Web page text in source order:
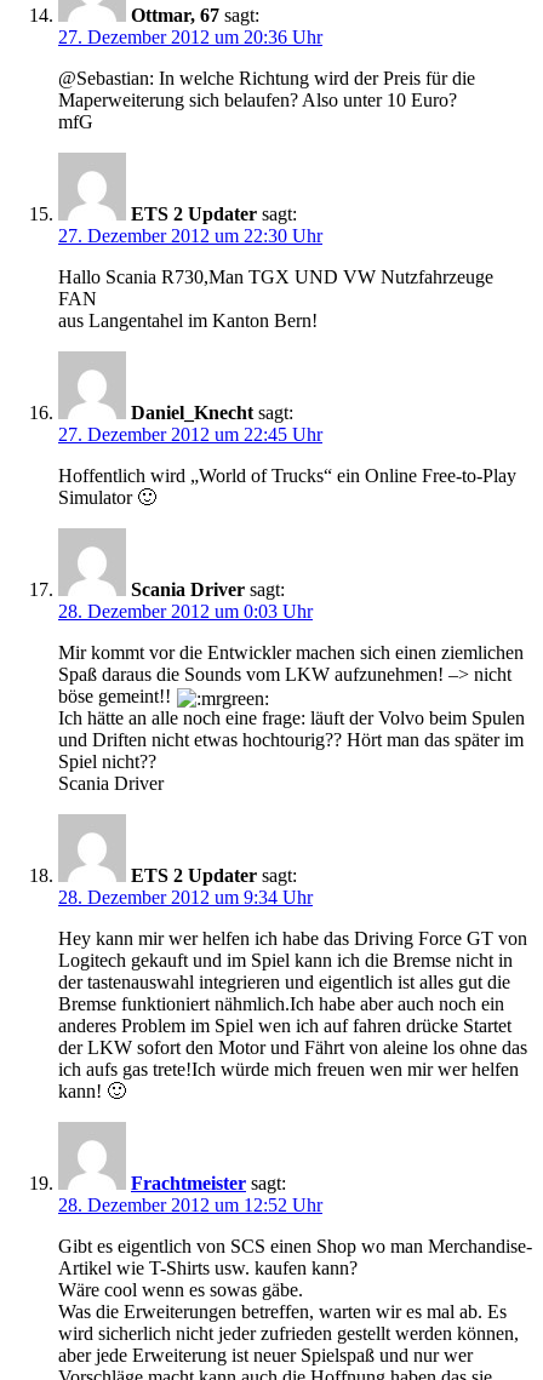
Ottmar, 67 sagt:
27. Dezember 2012 um 20:36 Uhr
@Sebastian: In welche Richtung wird der Preis für die
Maperweiterung sich belaufen? Also unter 10 Euro?
mfG
ETS 2 Updater sagt:
27. Dezember 2012 um 22:30 Uhr
Hallo Scania R730,Man TGX UND VW Nutzfahrzeuge
FAN
aus Langentahel im Kanton Bern!
Daniel_Knecht sagt:
27. Dezember 2012 um 22:45 Uhr
Hoffentlich wird „World of Trucks“ ein Online Free-to-Play
Simulator 🙂
Scania Driver sagt:
28. Dezember 2012 um 0:03 Uhr
Mir kommt vor die Entwickler machen sich einen ziemlichen
Spaß daraus die Sounds vom LKW aufzunehmen! –> nicht
böse gemeint!!
Ich hätte an alle noch eine frage: läuft der Volvo beim Spulen
und Driften nicht etwas hochtourig?? Hört man das später im
Spiel nicht??
Scania Driver
ETS 2 Updater sagt:
28. Dezember 2012 um 9:34 Uhr
Hey kann mir wer helfen ich habe das Driving Force GT von
Logitech gekauft und im Spiel kann ich die Bremse nicht in
der tastenauswahl integrieren und eigentlich ist alles gut die
Bremse funktioniert nähmlich.Ich habe aber auch noch ein
anderes Problem im Spiel wen ich auf fahren drücke Startet
der LKW sofort den Motor und Fährt von aleine los ohne das
ich aufs gas trete!Ich würde mich freuen wen mir wer helfen
kann! 🙂
Frachtmeister sagt:
28. Dezember 2012 um 12:52 Uhr
Gibt es eigentlich von SCS einen Shop wo man Merchandise-
Artikel wie T-Shirts usw. kaufen kann?
Wäre cool wenn es sowas gäbe.
Was die Erweiterungen betreffen, warten wir es mal ab. Es
wird sicherlich nicht jeder zufrieden gestellt werden können,
aber jede Erweiterung ist neuer Spielspaß und nur wer